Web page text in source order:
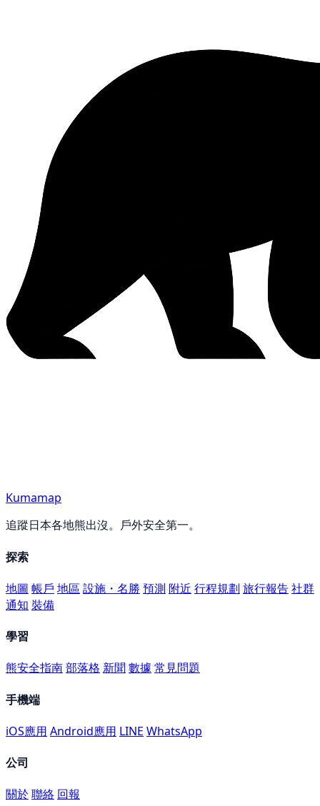
Kumamap
追蹤日本各地熊出沒。戶外安全第一。
探索
地圖 帳戶 地區 設施・名勝 預測 附近 行程規劃 旅行報告社群
通知 裝備
學習
熊安全指南部落格 新聞數據 常見問題
手機端
iOS應用 Android應用 LINE WhatsApp
公司
關於聯絡 回報